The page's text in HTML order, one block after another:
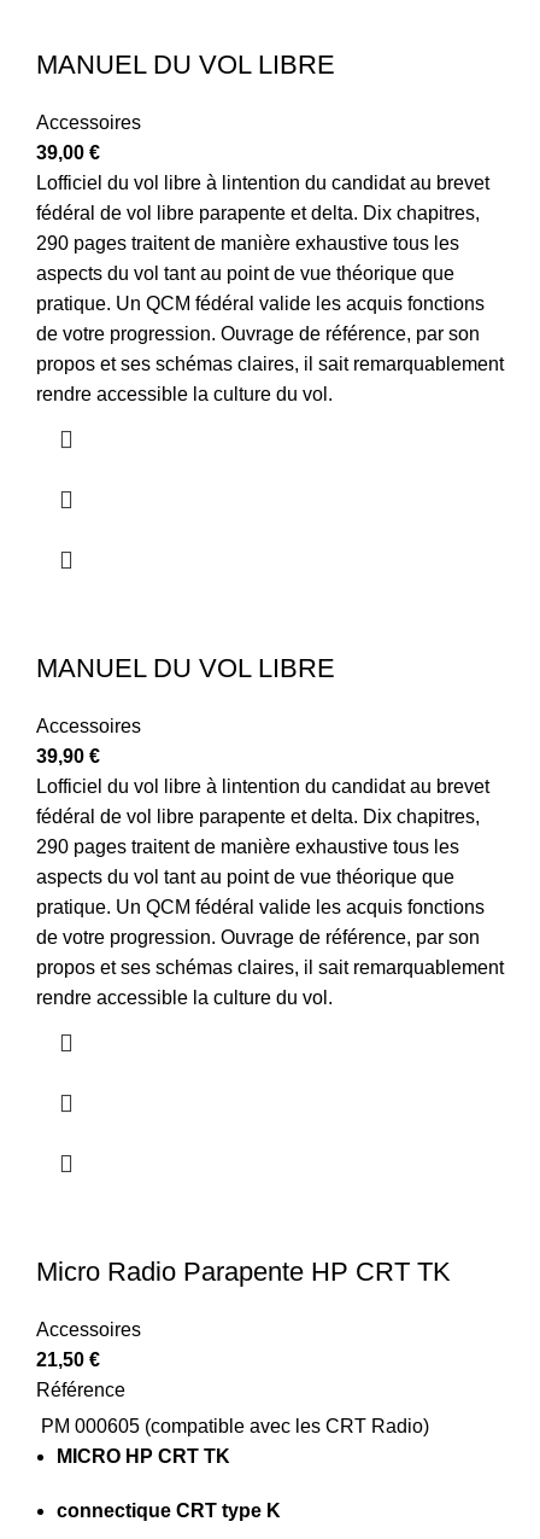
MANUEL DU VOL LIBRE
Accessoires
39,00 €
Lofficiel du vol libre à lintention du candidat au brevet
fédéral de vol libre parapente et delta. Dix chapitres,
290 pages traitent de manière exhaustive tous les
aspects du vol tant au point de vue théorique que
pratique. Un QCM fédéral valide les acquis fonctions
de votre progression. Ouvrage de référence, par son
propos et ses schémas claires, il sait remarquablement
rendre accessible la culture du vol.
MANUEL DU VOL LIBRE
Accessoires
39,90 €
Lofficiel du vol libre à lintention du candidat au brevet
fédéral de vol libre parapente et delta. Dix chapitres,
290 pages traitent de manière exhaustive tous les
aspects du vol tant au point de vue théorique que
pratique. Un QCM fédéral valide les acquis fonctions
de votre progression. Ouvrage de référence, par son
propos et ses schémas claires, il sait remarquablement
rendre accessible la culture du vol.
Micro Radio Parapente HP CRT TK
Accessoires
21,50 €
Référence
PM 000605 (compatible avec les CRT Radio)
MICRO HP CRT TK
connectique CRT type K